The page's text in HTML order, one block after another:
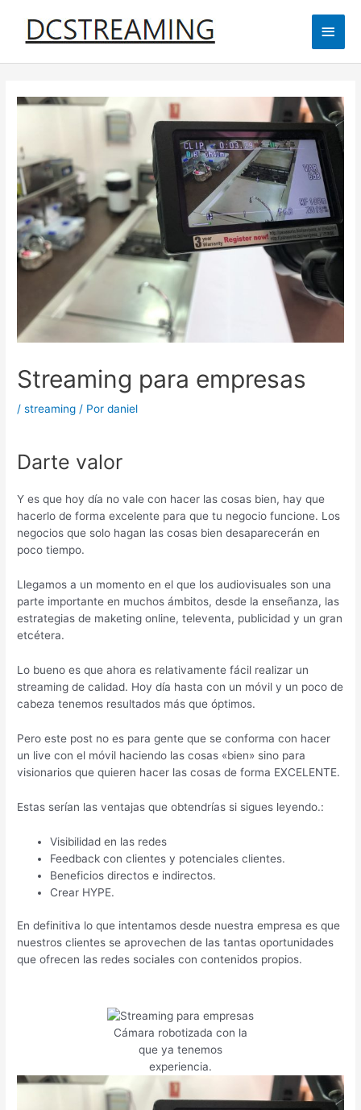
Streaming para empresas
/streaming / Pordaniel
Darte valor
Y es que hoy día no vale con hacer las cosas bien, hay que
hacerlo de forma excelente para que tu negocio funcione. Los
negocios que solo hagan las cosas bien desaparecerán en
poco tiempo.
Llegamos a un momento en el que los audiovisuales son una
parte importante en muchos ámbitos, desde la enseñanza, las
estrategias de maketing online, televenta, publicidad y un gran
etcétera.
Lo bueno es que ahora es relativamente fácil realizar un
streaming de calidad. Hoy día hasta con un móvil y un poco de
cabeza tenemos resultados más que óptimos.
Pero este post no es para gente que se conforma con hacer
un live con el móvil haciendo las cosas «bien» sino para
visionarios que quieren hacer las cosas de forma EXCELENTE.
Estas serían las ventajas que obtendrías si sigues leyendo.:
Visibilidad en las redes
Feedback con clientes y potenciales clientes.
Beneficios directos e indirectos.
Crear HYPE.
En definitiva lo que intentamos desde nuestra empresa es que
nuestros clientes se aprovechen de las tantas oportunidades
que ofrecen las redes sociales con contenidos propios.
Cámara robotizada con la
que ya tenemos
experiencia.